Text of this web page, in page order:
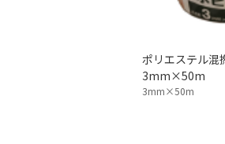
ポリエステル混
3mm×50m
3mm×50m